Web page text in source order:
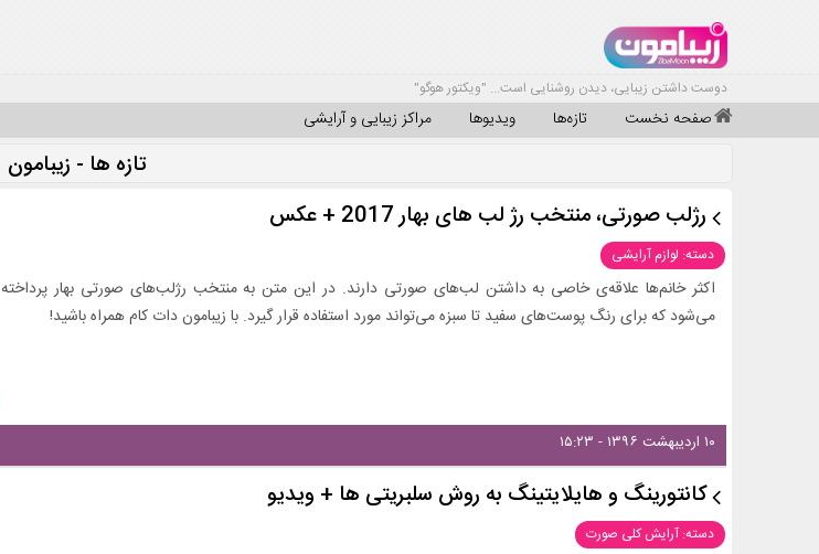
دوست داشتن زیبایی، دیدن روشنایی است... "ویکتور هوگو"
صفحه نخست تازه‌ها ویدیوها مراکز زیبایی و آرایشی
تازه ها - زیبامون
رژلب صورتی، منتخب رژ لب های بهار 2017 + عکس
دسته: لوازم آرایشی
اکثر خانم‌ها علاقه‌ی خاصی به داشتن لب‌های صورتی دارند. در این متن به منتخب رژلب‌های صورتی بهار پرداخته
می‌شود که برای رنگ پوست‌های سفید تا سبزه می‌تواند مورد استفاده قرار گیرد. با زیبامون دات کام همراه باشید!
۱۰ اردیبهشت ۱۳۹۶ - ۱۵:۲۳
کانتورینگ و هایلایتینگ به روش سلبریتی ها + ویدیو
دسته: آرایش کلی صورت